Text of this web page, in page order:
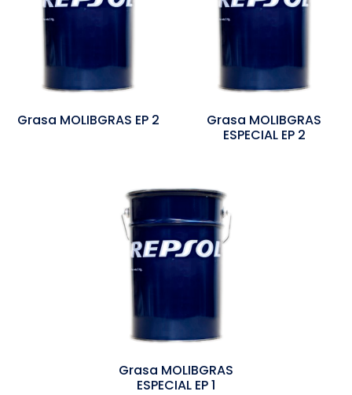
Grasa MOLIBGRAS EP 2
Grasa MOLIBGRAS
ESPECIAL EP 2
Grasa MOLIBGRAS
ESPECIAL EP 1